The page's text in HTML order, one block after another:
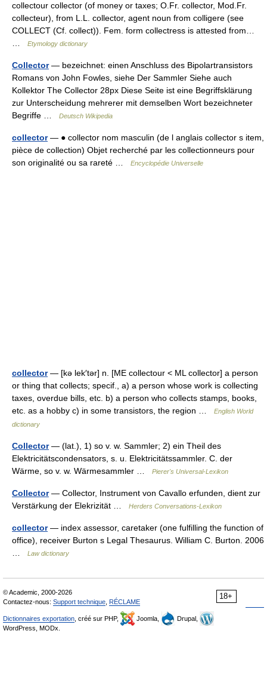
collectour collector (of money or taxes; O.Fr. collector, Mod.Fr.
collecteur), from L.L. collector, agent noun from colligere (see
COLLECT (Cf. collect)). Fem. form collectress is attested from…
Etymology dictionary
Collector— bezeichnet: einen Anschluss des Bipolartransistors
Romans von John Fowles, siehe Der Sammler Siehe auch
Kollektor The Collector 28px Diese Seite ist eine Begriffsklärung
zur Unterscheidung mehrerer mit demselben Wort bezeichneter
Begriffe …
Deutsch Wikipedia
collector— ● collector nom masculin (de l anglais collector s item,
pièce de collection) Objet recherché par les collectionneurs pour
son originalité ou sa rareté …
Encyclopédie Universelle
collector— [kə lek′tər] n. [ME collectour < ML collector] a person
or thing that collects; specif., a) a person whose work is collecting
taxes, overdue bills, etc. b) a person who collects stamps, books,
etc. as a hobby c) in some transistors, the region …
English World
dictionary
Collector— (lat.), 1) so v. w. Sammler; 2) ein Theil des
Elektricitätscondensators, s. u. Elektricitätssammler. C. der
Wärme, so v. w. Wärmesammler …
Pierer's Universal-Lexikon
Collector— Collector, Instrument von Cavallo erfunden, dient zur
Verstärkung der Elekrizität …
Herders Conversations-Lexikon
collector— index assessor, caretaker (one fulfilling the function of
office), receiver Burton s Legal Thesaurus. William C. Burton. 2006
Law dictionary
18+
© Academic, 2000-2026
Contactez-nous: Support technique RÉCLAME
Dictionnaires exportation , créé sur PHP, Joomla,
Drupal,
WordPress, MODx.